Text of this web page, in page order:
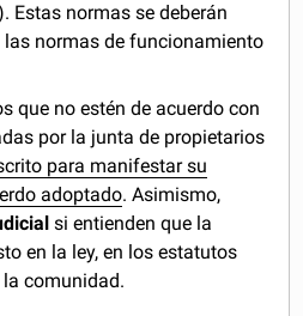
Estas normas se deberán
normas de funcionamiento
que no estén de acuerdo con
por la junta de propietarios
para manifestar su
adoptado. Asimismo,
si entienden que la
en la ley, en los estatutos
comunidad.